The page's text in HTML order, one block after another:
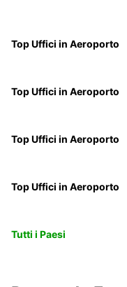
Top Uffici in Aeroporto
Top Uffici in Aeroporto
Top Uffici in Aeroporto
Top Uffici in Aeroporto
Tutti i Paesi